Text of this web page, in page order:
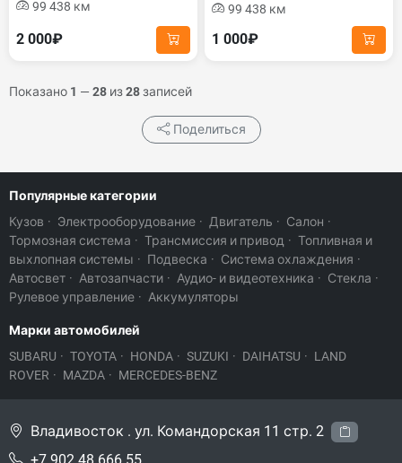
99 438 км
2 000₽
99 438 км
1 000₽
Показано 1 — 28 из28записей
Поделиться
Популярные категории
Кузов · Электрооборудование · Двигатель · Салон ·
Тормозная система · Трансмиссия и привод · Топливная и
выхлопная системы · Подвеска · Система охлаждения ·
Автосвет · Автозапчасти · Аудио- и видеотехника · Стекла ·
Рулевое управление · Аккумуляторы
Марки автомобилей
SUBARU · TOYOTA · HONDA · SUZUKI · DAIHATSU · LAND
ROVER · MAZDA · MERCEDES-BENZ
Владивосток . ул. Командорская 11 стр. 2